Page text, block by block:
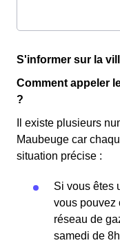
S'informer sur la
Comment appeler
?
Il existe plusieurs
Maubeuge car
situation précise :
Si vous êtes
vous pouvez
réseau de
samedi de